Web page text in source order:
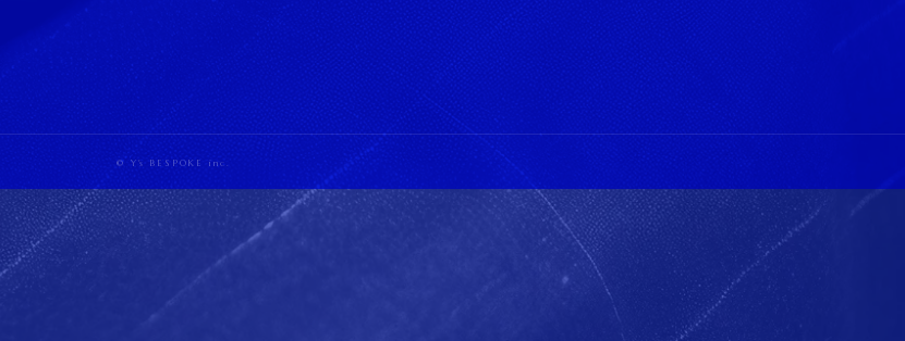
© Y ′s BESPOKE inc.